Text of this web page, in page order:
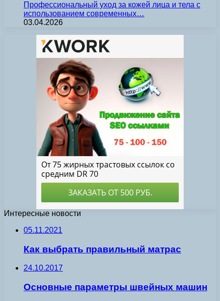
Профессиональный уход за кожей лица и тела с
использованием современных…
03.04.2026
Интересные новости
05.11.2021
Как выбрать правильный матрас
24.10.2017
Основные параметры швейных машин